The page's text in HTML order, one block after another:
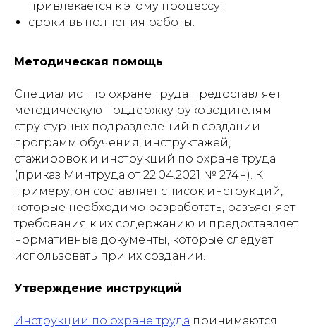
привлекается к этому процессу;
сроки выполнения работы.
Методическая помощь
Специалист по охране труда предоставляет
методическую поддержку руководителям
структурных подразделений в создании
программ обучения, инструктажей,
стажировок и инструкций по охране труда
(приказ Минтруда от 22.04.2021 № 274н). К
примеру, он составляет список инструкций,
которые необходимо разработать, разъясняет
требования к их содержанию и предоставляет
нормативные документы, которые следует
использовать при их создании.
Утверждение инструкций
Инструкции по охране труда принимаются